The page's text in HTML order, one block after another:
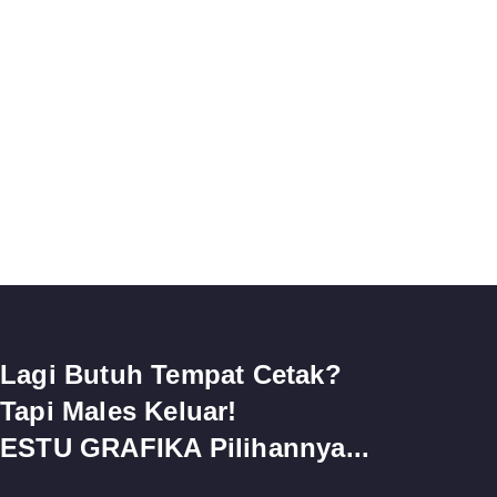
Lagi Butuh Tempat Cetak?
Tapi Males Keluar!
ESTU GRAFIKA Pilihannya...